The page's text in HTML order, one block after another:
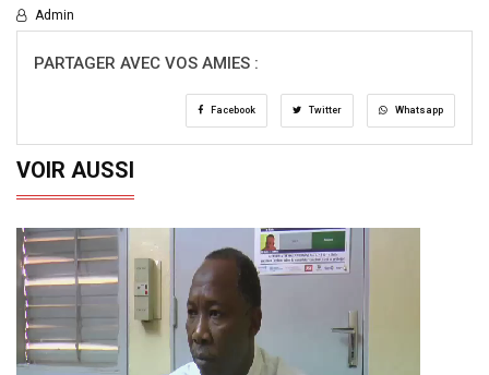
Admin
PARTAGER AVEC VOS AMIES :
Facebook Twitter Whatsapp
VOIR AUSSI